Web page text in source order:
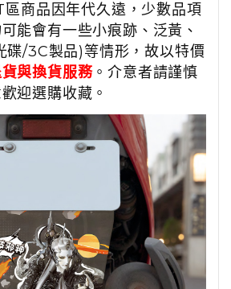
區商品因年代久遠，少數品項
能會有一些小痕跡、泛黃、
碟/3C製品)等情形，故以特價
與換貨服務。介意者請謹慎
迎選購收藏。